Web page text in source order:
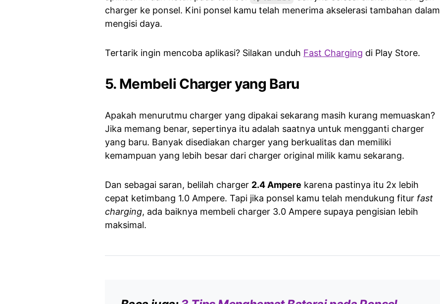
charger ke ponsel. Kini ponsel kamu telah menerima akselerasi tambahan dalam
mengisi daya.
Tertarik ingin mencoba aplikasi? Silakan unduh Fast Charging di Play Store.
5. Membeli Charger yang Baru
Apakah menurutmu charger yang dipakai sekarang masih kurang memuaskan?
Jika memang benar, sepertinya itu adalah saatnya untuk mengganti charger
yang baru. Banyak disediakan charger yang berkualitas dan memiliki
kemampuan yang lebih besar dari charger original milik kamu sekarang.
Dan sebagai saran, belilah charger 2.4 Ampere karena pastinya itu 2x lebih
cepat ketimbang 1.0 Ampere. Tapi jika ponsel kamu telah mendukung fitur fast
charging, ada baiknya membeli charger 3.0 Ampere supaya pengisian lebih
maksimal.